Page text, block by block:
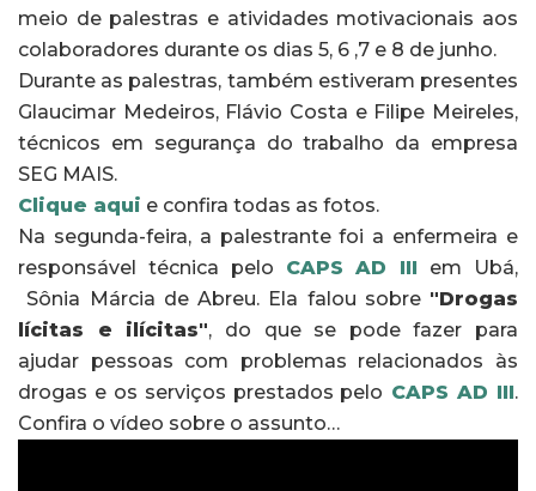
meio de palestras e atividades motivacionais aos
colaboradores durante os dias 5, 6 ,7 e 8 de junho.
Durante as palestras, também estiveram presentes
Glaucimar Medeiros, Flávio Costa e Filipe Meireles,
técnicos em segurança do trabalho da empresa
SEG MAIS.
Clique aqui e confira todas as fotos.
Na segunda-feira, a palestrante foi a enfermeira e
responsável técnica pelo CAPS AD III em Ubá,
Sônia Márcia de Abreu. Ela falou sobre "Drogas
lícitas e ilícitas", do que se pode fazer para
ajudar pessoas com problemas relacionados às
drogas e os serviços prestados pelo CAPS AD III.
Confira o vídeo sobre o assunto…